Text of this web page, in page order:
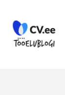
content